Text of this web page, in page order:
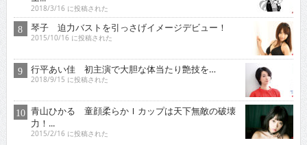
2018/3/16 に投稿された
琴子 迫力バストを引っさげイメージデビュー！
2015/10/16 に投稿された
行平あい佳 初主演で大胆な体当たり艶技を…
2018/9/15 に投稿された
青山ひかる 童顔柔らかＩカップは天下無敵の破壊
力！...
2015/2/16 に投稿された